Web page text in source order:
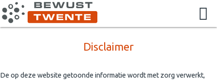
Disclaimer
De op deze website getoonde informatie wordt met zorg verwerkt,